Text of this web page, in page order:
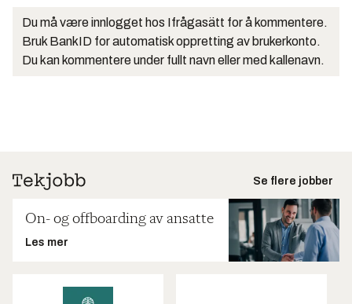
Du må være innlogget hos Ifrågasätt for å kommentere.
Bruk BankID for automatisk oppretting av brukerkonto.
Du kan kommentere under fullt navn eller med kallenavn.
Se flere jobber
On- og offboarding av ansatte
Les mer